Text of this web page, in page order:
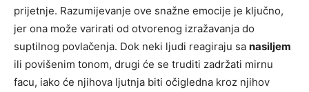
prijetnje. Razumijevanje ove snažne emocije je ključno,
jer ona može varirati od otvorenog izražavanja do
suptilnog povlačenja. Dok neki ljudi reagiraju sa nasiljem
ili povišenim tonom, drugi će se truditi zadržati mirnu
facu, iako će njihova ljutnja biti očigledna kroz njihov